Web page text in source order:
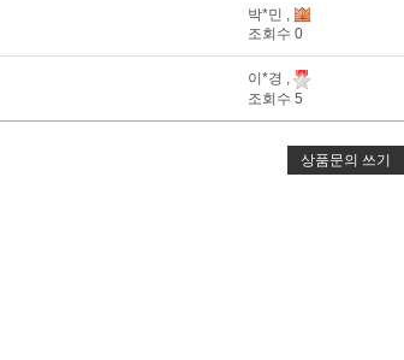
박*민 ,
조회수 0
이*경 ,
조회수 5